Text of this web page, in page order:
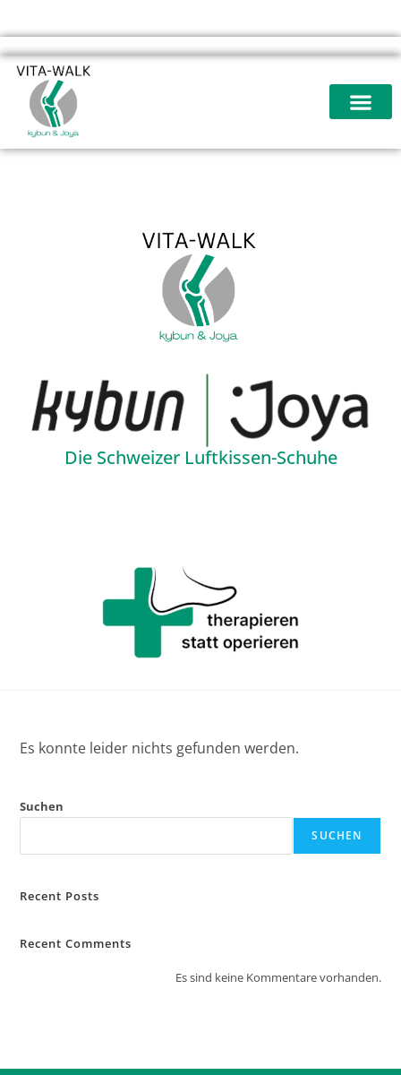
Die Schweizer Luftkissen-Schuhe
Es konnte leider nichts gefunden werden.
Suchen
SUCHEN
Recent Posts
Recent Comments
Es sind keine Kommentare vorhanden.